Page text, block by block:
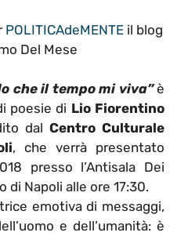
POLITICAdeMENTE il blog
Del Mese
che il tempo mi viva” è
poesie di Lio Fiorentino
dal Centro Culturale
, che verrà presentato
presso l’Antisala Dei
di Napoli alle ore 17:30.
emotiva di messaggi,
e dell’umanità: è